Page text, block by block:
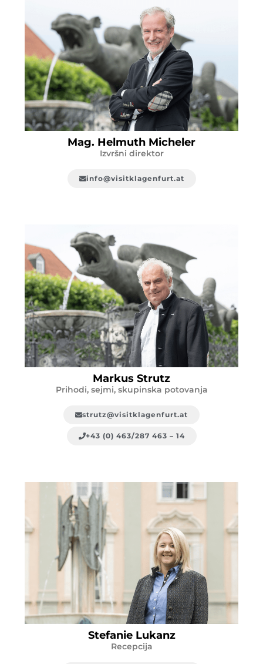
Mag. Helmuth Micheler
Izvršni direktor
info@visitklagenfurt.at
Markus Strutz
Prihodi, sejmi, skupinska potovanja
strutz@visitklagenfurt.at
+43 (0) 463/287 463 – 14
Stefanie Lukanz
Recepcija